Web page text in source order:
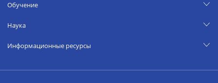
Обучение
Наука
Информационные ресурсы